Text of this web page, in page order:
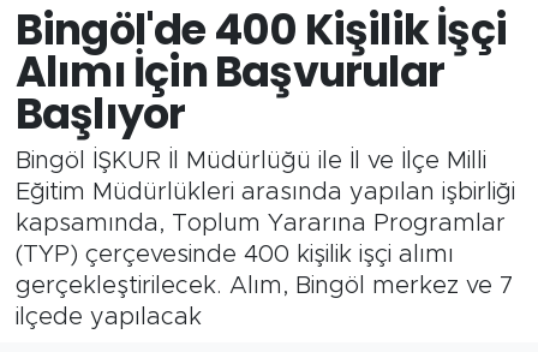
Bingöl'de 400 Kişilik İşçi
Alımı İçin Başvurular
Başlıyor
Bingöl İŞKUR İl Müdürlüğü ile İl ve İlçe Milli
Eğitim Müdürlükleri arasında yapılan işbirliği
kapsamında, Toplum Yararına Programlar
(TYP) çerçevesinde 400 kişilik işçi alımı
gerçekleştirilecek. Alım, Bingöl merkez ve 7
ilçede yapılacak
Solhan
Karlıova
Adaklı-Kiğı
Yayladere-Yedisu
MD Prestij Dergisi
Siyaset
Merkez Trafik Yoğunluk Haritası
Süper Lig Puan Durumu ve Fikstür
Tüm Manşetler
Son Dakika Haberleri
Haber Arşivi